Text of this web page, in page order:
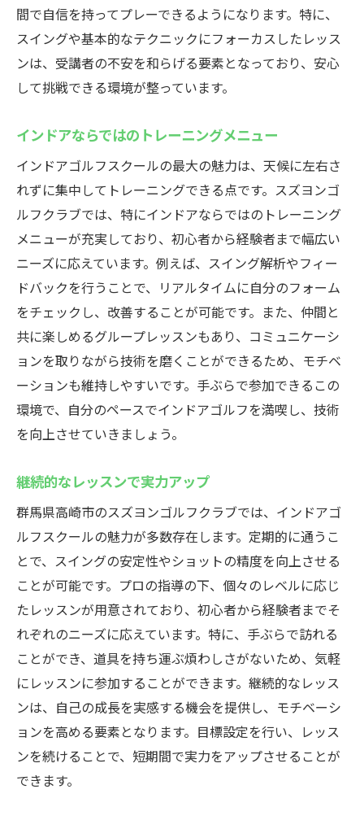
間で自信を持ってプレーできるようになります。特に、
スイングや基本的なテクニックにフォーカスしたレッス
ンは、受講者の不安を和らげる要素となっており、安心
して挑戦できる環境が整っています。
インドアならではのトレーニングメニュー
インドアゴルフスクールの最大の魅力は、天候に左右さ
れずに集中してトレーニングできる点です。スズヨンゴ
ルフクラブでは、特にインドアならではのトレーニング
メニューが充実しており、初心者から経験者まで幅広い
ニーズに応えています。例えば、スイング解析やフィー
ドバックを行うことで、リアルタイムに自分のフォーム
をチェックし、改善することが可能です。また、仲間と
共に楽しめるグループレッスンもあり、コミュニケーシ
ョンを取りながら技術を磨くことができるため、モチベ
ーションも維持しやすいです。手ぶらで参加できるこの
環境で、自分のペースでインドアゴルフを満喫し、技術
を向上させていきましょう。
継続的なレッスンで実力アップ
群馬県高崎市のスズヨンゴルフクラブでは、インドアゴ
ルフスクールの魅力が多数存在します。定期的に通うこ
とで、スイングの安定性やショットの精度を向上させる
ことが可能です。プロの指導の下、個々のレベルに応じ
たレッスンが用意されており、初心者から経験者までそ
れぞれのニーズに応えています。特に、手ぶらで訪れる
ことができ、道具を持ち運ぶ煩わしさがないため、気軽
にレッスンに参加することができます。継続的なレッス
ンは、自己の成長を実感する機会を提供し、モチベーシ
ョンを高める要素となります。目標設定を行い、レッス
ンを続けることで、短期間で実力をアップさせることが
できます。